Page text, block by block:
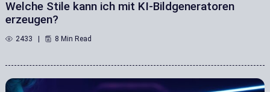
Welche Stile kann ich mit KI-Bildgeneratoren
erzeugen?
2433 8 Min Read